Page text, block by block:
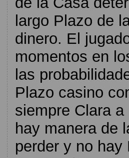
largo Plazo de
dinero. El
momentos en
las
Plazo casino
siempre Clara
hay manera de
perder y no hay